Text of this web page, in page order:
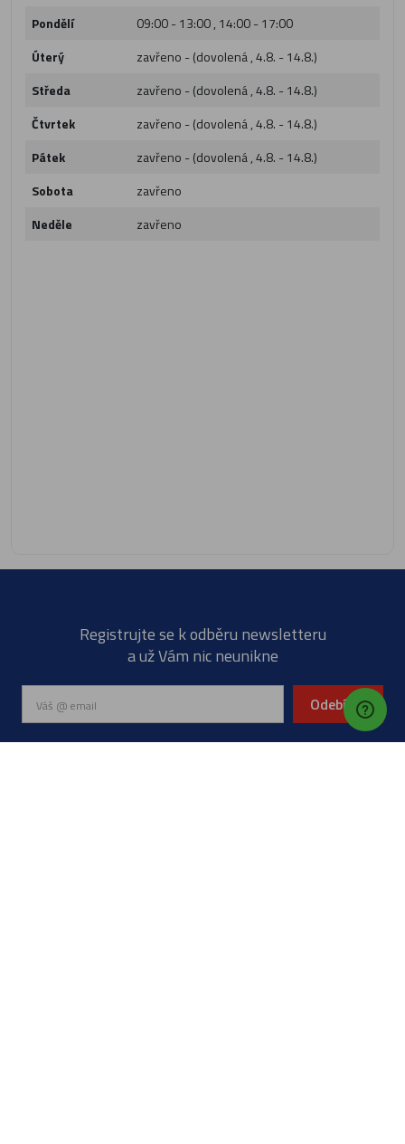
Pondělí
09:00 - 13:00 , 14:00 - 17:00
Úterý
zavřeno - (dovolená , 4.8. - 14.8.)
Středa
zavřeno - (dovolená , 4.8. - 14.8.)
Čtvrtek
zavřeno - (dovolená , 4.8. - 14.8.)
Pátek
zavřeno - (dovolená , 4.8. - 14.8.)
Sobota
zavřeno
Neděle
zavřeno
Registrujte se k odběru newsletteru
a už Vám nic neunikne
Odebírat